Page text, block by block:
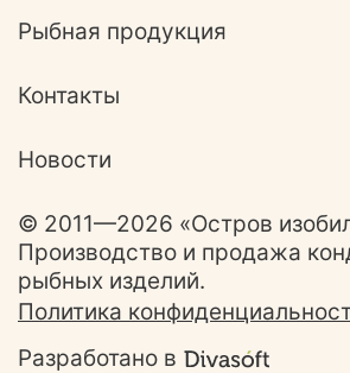
арахисом в
- Фирменное с
глазури;
джемом
ассорти и
глазурью;
- Фирменное с
прослойкой
мокко и
© 2011—2026 «Остров
Производство и продажа
рыбных изделий.
Политика
Разработано в
Рыбная продукция
Контакты
Новости